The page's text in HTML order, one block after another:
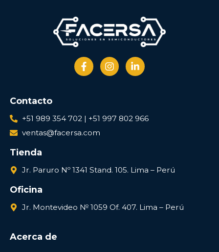
Contacto
+51 989 354 702 | +51 997 802 966
ventas@facersa.com
Tienda
Jr. Paruro Nº 1341 Stand. 105. Lima – Perú
Oficina
Jr. Montevideo № 1059 Of. 407. Lima – Perú
Acerca de